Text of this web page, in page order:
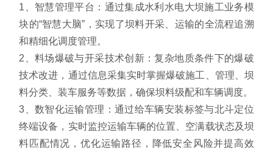
1、智慧管理平台：通过集成水利水电大坝施工业务模
块的“智慧大脑”，实现了坝料开采、运输的全流程追溯
和精细化调度管理。
2、料场爆破与开采技术创新：复杂地质条件下的爆破
技术改进，通过信息采集实时掌握爆破施工、管理、坝
料分类、装车服务等数据 ，确保坝料级配和车辆调度。
3、数智化运输管理：通过给车辆安装标签与北斗定位
终端设备，实时监控运输车辆的位置、空满载状态及坝
料匹配情况，优化运输路径，降低安全风险并提高效